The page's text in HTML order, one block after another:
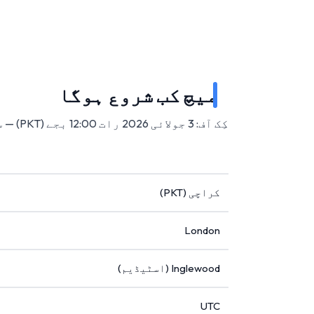
میچ کب شروع ہوگا
کِک آف: 3 جولائی 2026 رات 12:00 بجے (PKT) — سوفائی اسٹیڈیم، انگلووڈ، امریکہ میں۔
کراچی (PKT)
London
Inglewood (اسٹیڈیم)
UTC